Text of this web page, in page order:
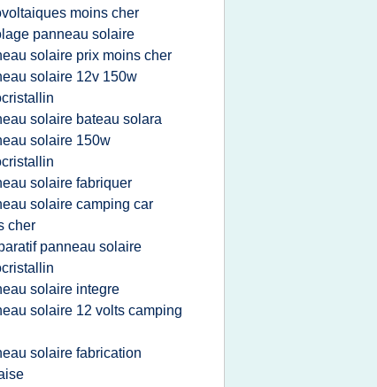
moins cher
panneau solaire
solaire prix moins cher
solaire 12v 150w
solaire bateau solara
solaire 150w
solaire fabriquer
solaire camping car
cher
panneau solaire
solaire integre
solaire 12 volts camping
solaire fabrication